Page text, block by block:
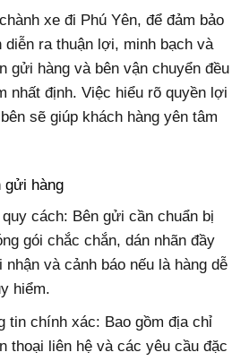
xe đi Phú Yên, để đảm bảo
diễn ra thuận lợi, minh bạch và
gửi hàng và bên vận chuyển đều
nhất định. Việc hiểu rõ quyền lợi
sẽ giúp khách hàng yên tâm
gửi hàng
cách: Bên gửi cần chuẩn bị
gói chắc chắn, dán nhãn đầy
và cảnh báo nếu là hàng dễ
hiểm.
tin chính xác: Bao gồm địa chỉ
thoại liên hệ và các yêu cầu đặc